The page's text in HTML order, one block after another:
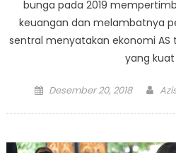
bunga pada 2019
keuangan dan melambatnya
sentral menyatakan ekonomi
yang kuat
Posted
Desember 20, 2018